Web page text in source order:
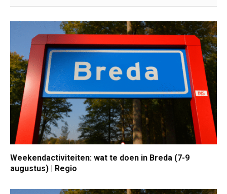
Weekendactiviteiten: wat te doen in Breda (7-9
augustus) | Regio